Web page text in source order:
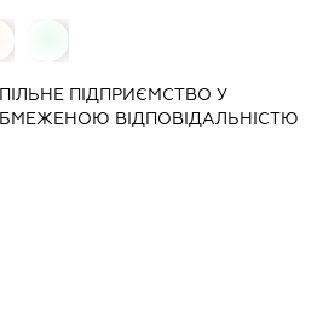
ПІДПРИЄМСТВО У
ВІДПОВІДАЛЬНІСТЮ